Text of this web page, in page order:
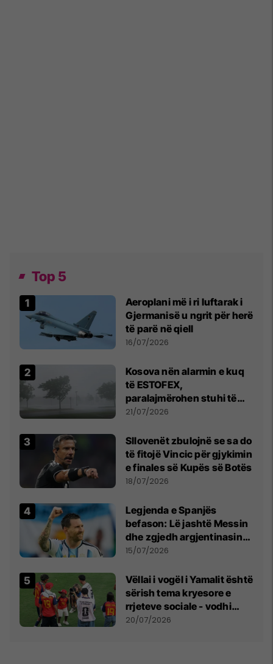
Top 5
Aeroplani më i ri luftarak i
Gjermanisë u ngrit për herë
të parë në qiell
16/07/2026
Kosova nën alarmin e kuq
të ESTOFEX,
paralajmërohen stuhi të
fuqishme me breshër dhe
21/07/2026
Sllovenët zbulojnë se sa do
të fitojë Vincic për gjykimin
e finales së Kupës së Botës
18/07/2026
Legjenda e Spanjës
befason: Lë jashtë Messin
dhe zgjedh argjentinasin
më të mirë në botë
15/07/2026
Vëllai i vogël i Yamalit është
sërish tema kryesore e
rrjeteve sociale - vodhi
vëmendjen pas finales së
20/07/2026